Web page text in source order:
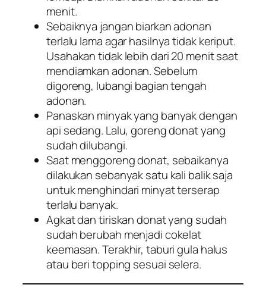
menit.
Sebaiknya jangan biarkan adonan
terlalu lama agar hasilnya tidak keriput.
Usahakan tidak lebih dari 20 menit saat
mendiamkan adonan. Sebelum
digoreng, lubangi bagian tengah
adonan.
Panaskan minyak yang banyak dengan
api sedang. Lalu, goreng donat yang
sudah dilubangi.
Saat menggoreng donat, sebaikanya
dilakukan sebanyak satu kali balik saja
untuk menghindari minyat terserap
terlalu banyak.
Agkat dan tiriskan donat yang sudah
sudah berubah menjadi cokelat
keemasan. Terakhir, taburi gula halus
atau beritopping sesuai selera.